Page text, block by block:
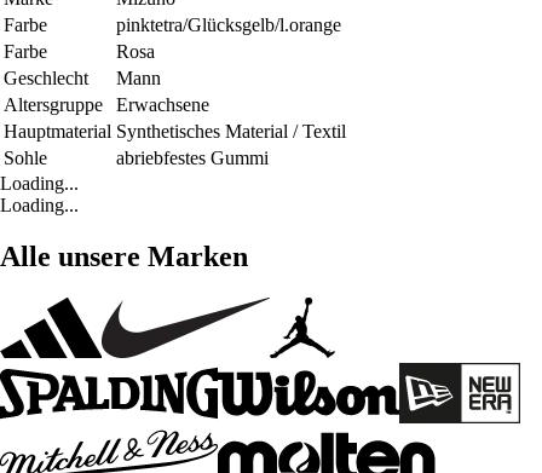
Farbe
pinktetra/Glücksgelb/l.orange
Farbe
Rosa
Geschlecht
Mann
Altersgruppe
Erwachsene
Hauptmaterial Synthetisches Material / Textil
Sohle
abriebfestes Gummi
Loading...
Loading...
Alle unsere Marken